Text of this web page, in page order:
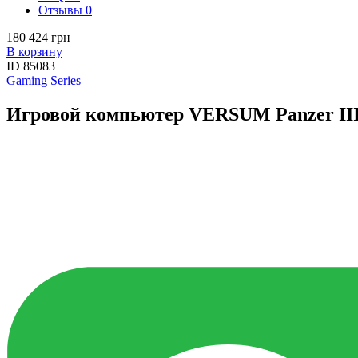
Отзывы 0
180 424 грн
В корзину
ID 85083
Gaming Series
Игровой компьютер VERSUM Panzer